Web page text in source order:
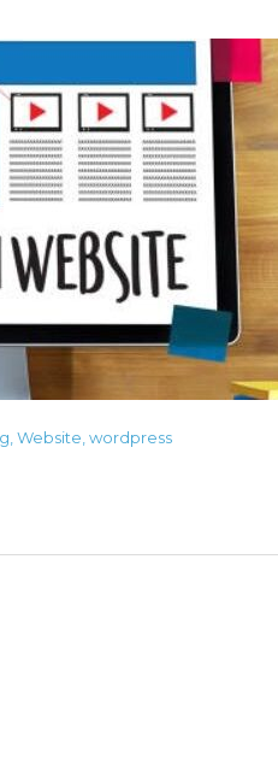
,Website,wordpress